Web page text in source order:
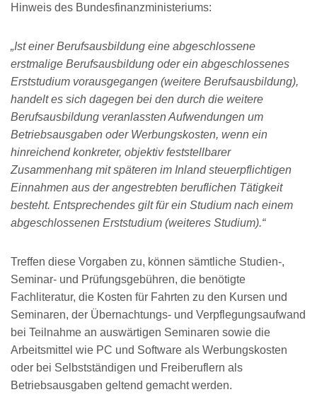
Hinweis des Bundesfinanzministeriums:
„Ist einer Berufsausbildung eine abgeschlossene
erstmalige Berufsausbildung oder ein abgeschlossenes
Erststudium vorausgegangen (weitere Berufsausbildung),
handelt es sich dagegen bei den durch die weitere
Berufsausbildung veranlassten Aufwendungen um
Betriebsausgaben oder Werbungskosten, wenn ein
hinreichend konkreter, objektiv feststellbarer
Zusammenhang mit späteren im Inland steuerpflichtigen
Einnahmen aus der angestrebten beruflichen Tätigkeit
besteht. Entsprechendes gilt für ein Studium nach einem
abgeschlossenen Erststudium (weiteres Studium).“
Treffen diese Vorgaben zu, können sämtliche Studien-,
Seminar- und Prüfungsgebühren, die benötigte
Fachliteratur, die Kosten für Fahrten zu den Kursen und
Seminaren, der Übernachtungs- und Verpflegungsaufwand
bei Teilnahme an auswärtigen Seminaren sowie die
Arbeitsmittel wie PC und Software als Werbungskosten
oder bei Selbstständigen und Freiberuflern als
Betriebsausgaben geltend gemacht werden.